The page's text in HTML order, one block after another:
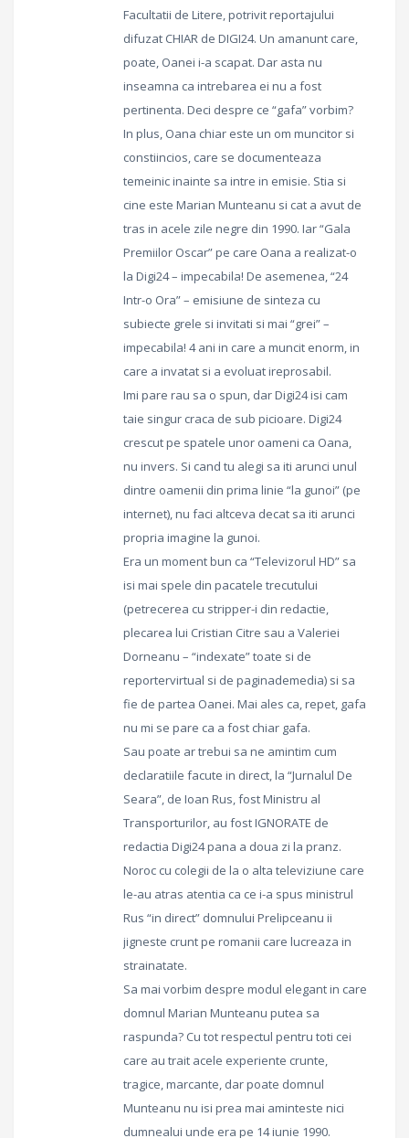
Facultatii de Litere, potrivit reportajului
difuzat CHIAR de DIGI24. Un amanunt care,
poate, Oanei i-a scapat. Dar asta nu
inseamna ca intrebarea ei nu a fost
pertinenta. Deci despre ce “gafa” vorbim?
In plus, Oana chiar este un om muncitor si
constiincios, care se documenteaza
temeinic inainte sa intre in emisie. Stia si
cine este Marian Munteanu si cat a avut de
tras in acele zile negre din 1990. Iar “Gala
Premiilor Oscar” pe care Oana a realizat-o
la Digi24 – impecabila! De asemenea, “24
Intr-o Ora” – emisiune de sinteza cu
subiecte grele si invitati si mai “grei” –
impecabila! 4 ani in care a muncit enorm, in
care a invatat si a evoluat ireprosabil.
Imi pare rau sa o spun, dar Digi24 isi cam
taie singur craca de sub picioare. Digi24
crescut pe spatele unor oameni ca Oana,
nu invers. Si cand tu alegi sa iti arunci unul
dintre oamenii din prima linie “la gunoi” (pe
internet), nu faci altceva decat sa iti arunci
propria imagine la gunoi.
Era un moment bun ca “Televizorul HD” sa
isi mai spele din pacatele trecutului
(petrecerea cu stripper-i din redactie,
plecarea lui Cristian Citre sau a Valeriei
Dorneanu – “indexate” toate si de
reportervirtual si de paginademedia) si sa
fie de partea Oanei. Mai ales ca, repet, gafa
nu mi se pare ca a fost chiar gafa.
Sau poate ar trebui sa ne amintim cum
declaratiile facute in direct, la “Jurnalul De
Seara”, de Ioan Rus, fost Ministru al
Transporturilor, au fost IGNORATE de
redactia Digi24 pana a doua zi la pranz.
Noroc cu colegii de la o alta televiziune care
le-au atras atentia ca ce i-a spus ministrul
Rus “in direct” domnului Prelipceanu ii
jigneste crunt pe romanii care lucreaza in
strainatate.
Sa mai vorbim despre modul elegant in care
domnul Marian Munteanu putea sa
raspunda? Cu tot respectul pentru toti cei
care au trait acele experiente crunte,
tragice, marcante, dar poate domnul
Munteanu nu isi prea mai aminteste nici
dumnealui unde era pe 14 iunie 1990.